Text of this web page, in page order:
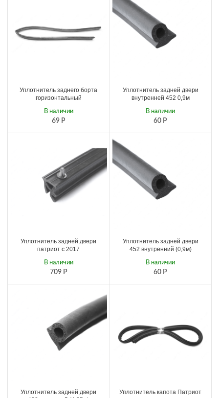
Уплотнитель заднего борта
горизонтальный
69 Р
В наличии
Уплотнитель задней двери
внутренней 452 0,9м
60 Р
В наличии
Уплотнитель задней двери
патриот с 2017
709 Р
В наличии
Уплотнитель задней двери
452 внутренний (0,9м)
60 Р
В наличии
Уплотнитель задней двери
Уплотнитель капота Патриот